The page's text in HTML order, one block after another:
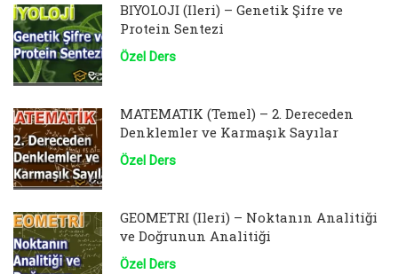
BİYOLOJİ (İleri) – Genetik Şifre ve
Protein Sentezi
Özel Ders
MATEMATİK (Temel) – 2. Dereceden
Denklemler ve Karmaşık Sayılar
Özel Ders
GEOMETRİ (İleri) – Noktanın Analitiği
ve Doğrunun Analitiği
Özel Ders